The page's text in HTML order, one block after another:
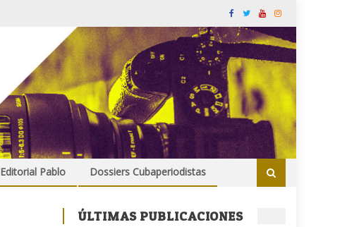
Editorial Pablo Dossiers Cubaperiodistas
ÚLTIMAS PUBLICACIONES